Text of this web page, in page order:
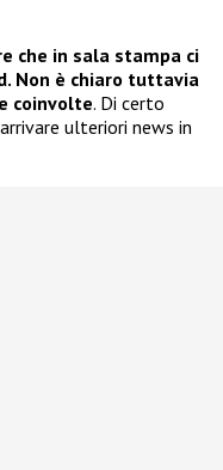
che in sala stampa ci
Non è chiaro tuttavia
coinvolte. Di certo
ulteriori news in